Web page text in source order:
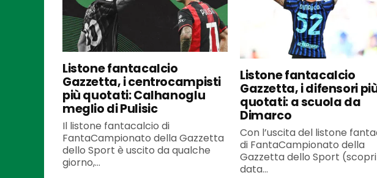
Listone fantacalcio
Gazzetta, i centrocampisti
più quotati: Calhanoglu
meglio di Pulisic
Il listone fantacalcio di
FantaCampionato della Gazzetta
dello Sport è uscito da qualche
giorno,...
Listone fantacalcio
Gazzetta, i difensori
quotati: a scuola da
Dimarco
Con l’uscita del listone
di FantaCampionato della
Gazzetta dello Sport
data...